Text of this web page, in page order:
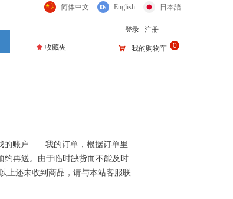
简体中文 English 日本語
낙 我的购物车 0
登录 注册
끄 收藏夹
的账户——我的订单，根据订单里
约再送。由于临时缺货而不能及时
上还未收到商品，请与本站客服联